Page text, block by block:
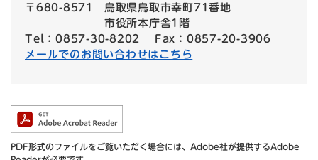
〒680-8571
鳥取県鳥取市幸町71番地
市役所本庁舎1階
Tel：0857-30-8202
Fax：0857-20-3906
メールでのお問い合わせはこちら
PDF形式のファイルをご覧いただく場合には、Adobe社が提供するAdobe